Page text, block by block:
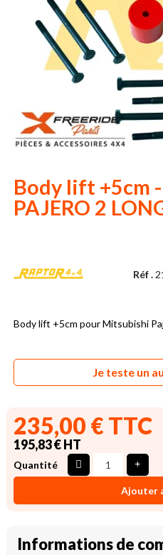
Body lift +5cm
PAJERO 2
Réf .
Body lift +5cm pour Mitsubishi
Je teste un
235,00 € TTC
195,83 € HT
Quantité
Ajouter
Informations de